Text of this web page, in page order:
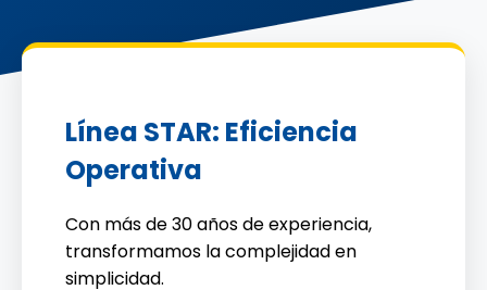
Línea STAR: Eficiencia
Operativa
Con más de 30 años de experiencia,
transformamos la complejidad en
simplicidad.